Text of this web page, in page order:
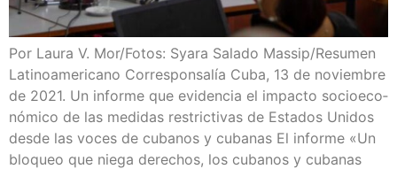
Por Lau­ra V. Mor/​Fotos: Sya­ra Sala­do Massip/​Resu­men
Lati­no­ame­ri­cano Corres­pon­sa­lía Cuba, 13 de noviem­bre
de 2021. Un infor­me que evi­den­cia el impac­to socio­eco­
nó­mi­co de las medi­das res­tric­ti­vas de Esta­dos Uni­dos
des­de las voces de cuba­nos y cuba­nas El infor­me «Un
blo­queo que nie­ga dere­chos, los cuba­nos y cuba­nas